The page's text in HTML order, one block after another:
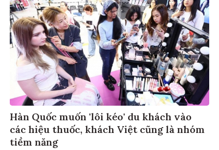
Hàn Quốc muốn 'lôi kéo' du khách vào
các hiệu thuốc, khách Việt cũng là nhóm
tiềm năng